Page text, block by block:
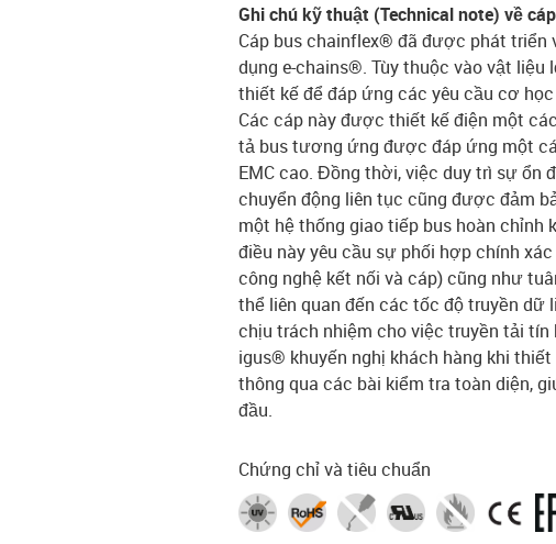
Ghi chú kỹ thuật (Technical note) về
Cáp bus chainflex® đã được phát
dụng e-chains®. Tùy thuộc vào vật
thiết kế để đáp ứng các yêu cầu cơ
Các cáp này được thiết kế điện một
tả bus tương ứng được đáp ứng một
EMC cao. Đồng thời, việc duy trì sự ổn
chuyển động liên tục cũng được đảm
một hệ thống giao tiếp bus hoàn chỉnh
điều này yêu cầu sự phối hợp chính
công nghệ kết nối và cáp) cũng như
thể liên quan đến các tốc độ truyền dữ
chịu trách nhiệm cho việc truyền tải tín
igus® khuyến nghị khách hàng khi
thông qua các bài kiểm tra toàn diện,
đầu.
Chứng chỉ và tiêu chuẩn